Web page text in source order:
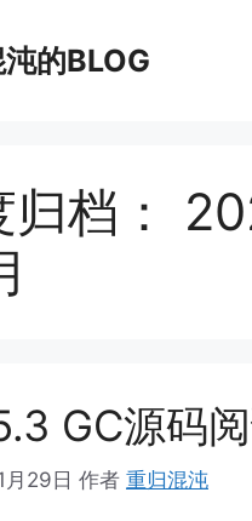
的BLOG
归档：
GC源码
月29日 作者 重归混沌